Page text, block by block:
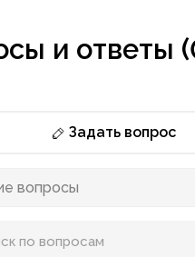
и ответы
Задать вопрос